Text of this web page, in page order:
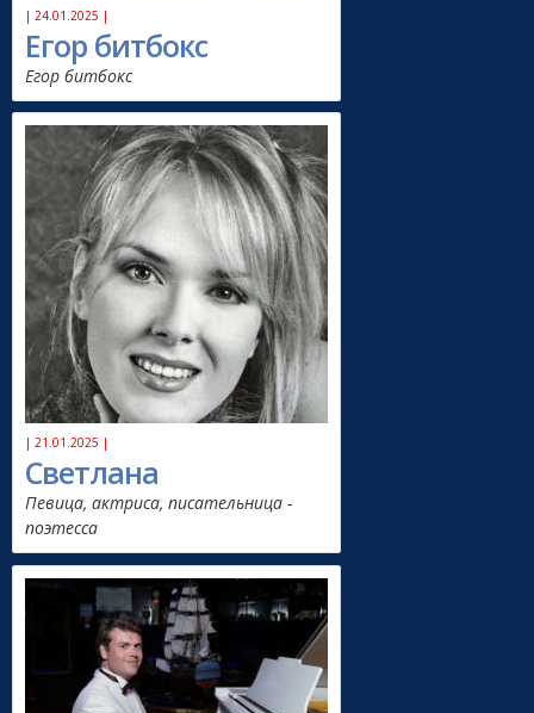
| 24.01.2025 |
Егор битбокс
Егор битбокс
| 21.01.2025 |
Светлана
Певица, актриса, писательница -
поэтесса